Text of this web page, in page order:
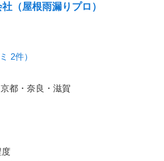
（屋根雨漏りプロ）
2件）
都・奈良・滋賀
度